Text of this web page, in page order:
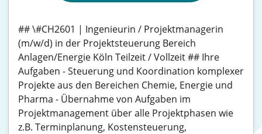
## \#CH2601 | Ingenieurin / Projektmanagerin
(m/w/d) in der Projektsteuerung Bereich
Anlagen/Energie Köln Teilzeit / Vollzeit ## Ihre
Aufgaben - Steuerung und Koordination komplexer
Projekte aus den Bereichen Chemie, Energie und
Pharma - Übernahme von Aufgaben im
Projektmanagement über alle Projektphasen wie
z.B. Terminplanung, Kostensteuerung,